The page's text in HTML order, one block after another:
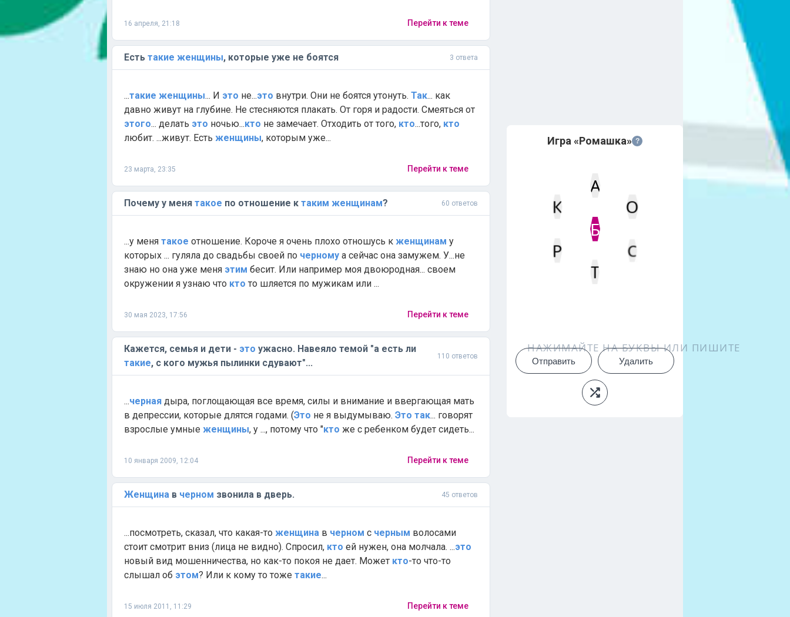
16 апреля, 21:18 Перейти к теме
Есть такие женщины, которые уже не боятся 3 ответа
...такие женщины... И это не...это внутри. Они не боятся утонуть. Так... как
давно живут на глубине. Не стесняются плакать. От горя и радости. Смеяться от
этого... делать это ночью...кто не замечает. Отходить от того, кто...того, кто
любит. ...живут. Есть женщины, которым уже...
23 марта, 23:35 Перейти к теме
Почему у меня такое по отношение к таким женщинам? 60 ответов
...у меня такое отношение. Короче я очень плохо отношусь к женщинам у
которых ... гуляла до свадьбы своей по черному а сейчас она замужем. У...не
знаю но она уже меня этим бесит. Или например моя двоюродная... своем
окружении я узнаю что кто то шляется по мужикам или ...
30 мая 2023, 17:56 Перейти к теме
Кажется, семья и дети - это ужасно. Навеяло темой "а есть ли
такие, с кого мужья пылинки сдувают"...
110 ответов
...черная дыра, поглощающая все время, силы и внимание и ввергающая мать
в депрессии, которые длятся годами. (Это не я выдумываю. Это так... говорят
взрослые умные женщины, у ..., потому что "кто же с ребенком будет сидеть...
10 января 2009, 12:04 Перейти к теме
Женщина в черном звонила в дверь. 45 ответов
...посмотреть, сказал, что какая-то женщина в черном с черным волосами
стоит смотрит вниз (лица не видно). Спросил, кто ей нужен, она молчала. ...это
новый вид мошенничества, но как-то покоя не дает. Может кто-то что-то
слышал об этом? Или к кому то тоже такие...
15 июля 2011, 11:29 Перейти к теме
Игра «Ромашка» ?
Мин. кол-во очков
Б
А
К
О
Р
С
Т
НАЖИМАЙТЕ НА БУКВЫ ИЛИ ПИШИТЕ
Отправить Удалить